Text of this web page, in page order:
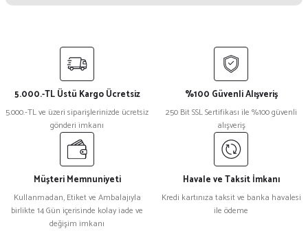
Yorum Yaz
yetersiz gördüğünüz noktaları öneri formunu kullanarak tarafımıza
Görüş ve önerileriniz için teşekkür ederiz.
Ürün resmi kalitesiz, bozuk veya görüntülenemiyor.
Ürün açıklamasında eksik bilgiler bulunuyor.
Ürün bilgilerinde hatalar bulunuyor.
Ürün fiyatı diğer sitelerden daha pahalı.
Bu ürüne benzer farklı alternatifler olmalı.
5.000.-TL Üstü Kargo Ücretsiz
5.000.-TL ve üzeri siparişlerinizde ücretsiz
gönderi imkanı
%100 Güvenli Alışveriş
250 Bit SSL Sertifikası ile %100 güvenli
alışveriş
Müşteri Memnuniyeti
Kullanmadan, Etiket ve Ambalajıyla
birlikte 14 Gün içerisinde kolay iade ve
değişim imkanı
Havale ve Taksit İmkanı
Kredi kartınıza taksit ve banka havalesi
ile ödeme